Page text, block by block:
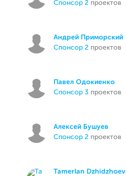
спонсор 2 проектов
Андрей Приморский
спонсор 2 проектов
Павел Одокиенко
спонсор 3 проектов
Алексей Бушуев
спонсор 2 проектов
Tamerlan Dzhidzhoev